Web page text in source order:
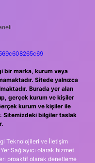
bir marka, kurum veya
Sitede yalnızca
Burada yer alan
gerçek kurum ve kişiler
kurum ve kişiler ile
Sitemizdeki bilgiler taslak
Teknolojileri ve İletişim
Sağlayıcı olarak hizmet
proaktif olarak denetleme